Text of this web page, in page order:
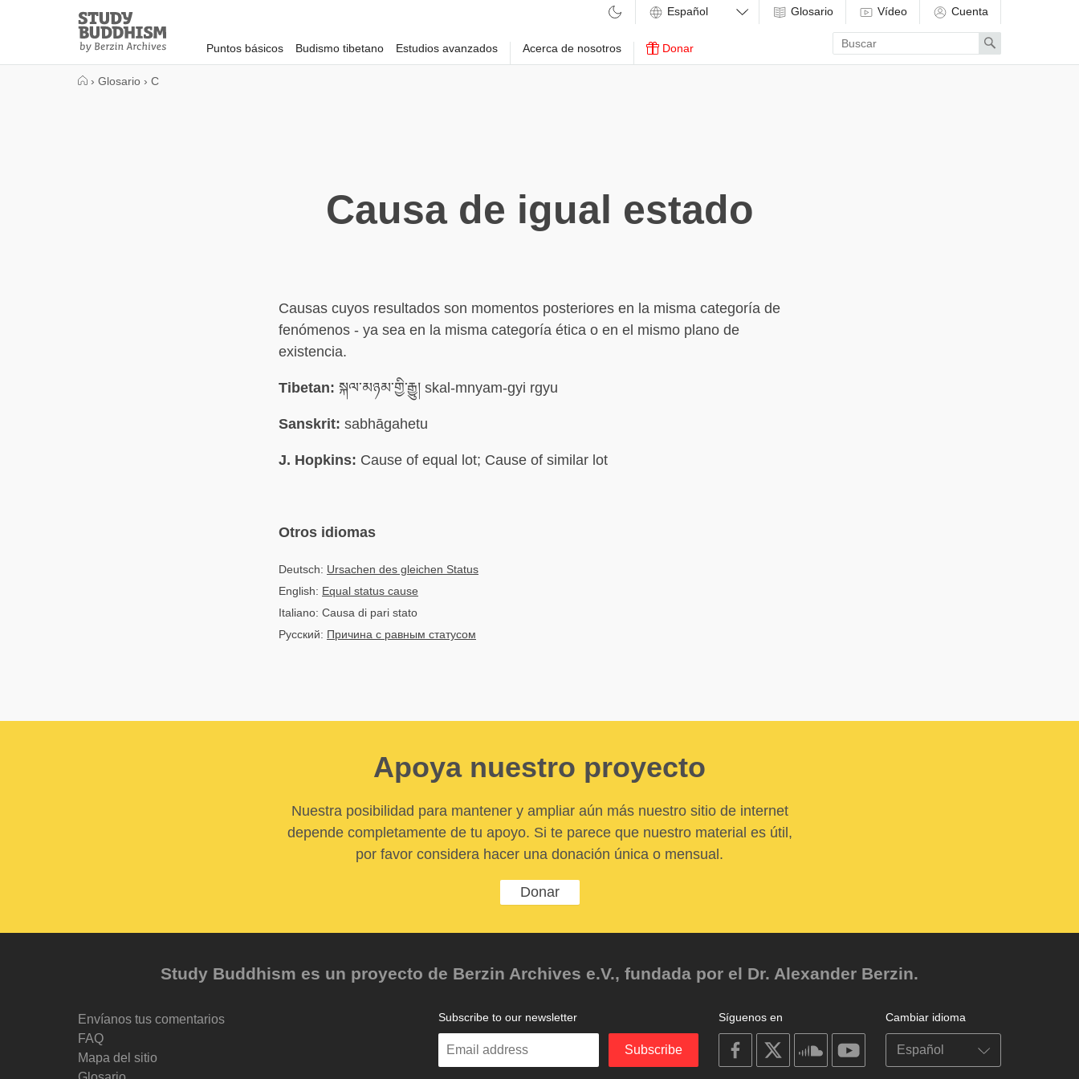
Study
Buddhism
Home
Puntos básicos Budismo tibetano Estudios avanzados Acerca de nosotros Donar
Glosario Vídeo Cuenta
Enter
search
term
Search
› Glosario › C
Causa de igual estado
Causas cuyos resultados son momentos posteriores en la misma categoría de
fenómenos - ya sea en la misma categoría ética o en el mismo plano de
existencia.
Tibetan: སྐལ་མཉམ་གྱི་རྒྱུ། skal-mnyam-gyi rgyu
Sanskrit: sabhāgahetu
J. Hopkins: Cause of equal lot; Cause of similar lot
Otros idiomas
Deutsch: Ursachen des gleichen Status
English: Equal status cause
Italiano: Causa di pari stato
Русский: Причина с равным статусом
Apoya nuestro proyecto
Nuestra posibilidad para mantener y ampliar aún más nuestro sitio de internet
depende completamente de tu apoyo. Si te parece que nuestro material es útil,
por favor considera hacer una donación única o mensual.
Donar
Study Buddhism es un proyecto de Berzin Archives e.V., fundada por el Dr. Alexander Berzin.
Envíanos tus comentarios
FAQ
Mapa del sitio
Cambiar idioma
Síguenos en
on
facebook
on
on
soundcloudyoutube
Subscribe to our newsletter
Enter
Subscribe